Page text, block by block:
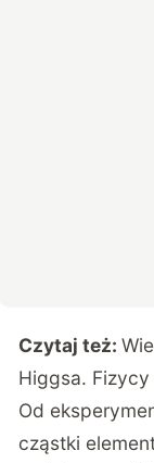
Czytaj też:
Higgsa. Fizycy
Od
cząstki